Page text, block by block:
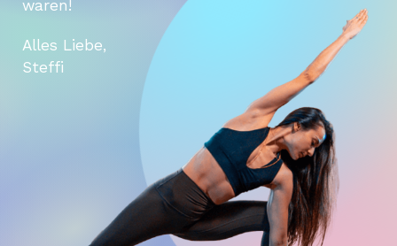
DATENSCHUTZERKLÄRUNG
IMPRESSUM
STARTSEITE
waren!
Alles Liebe,
Steffi